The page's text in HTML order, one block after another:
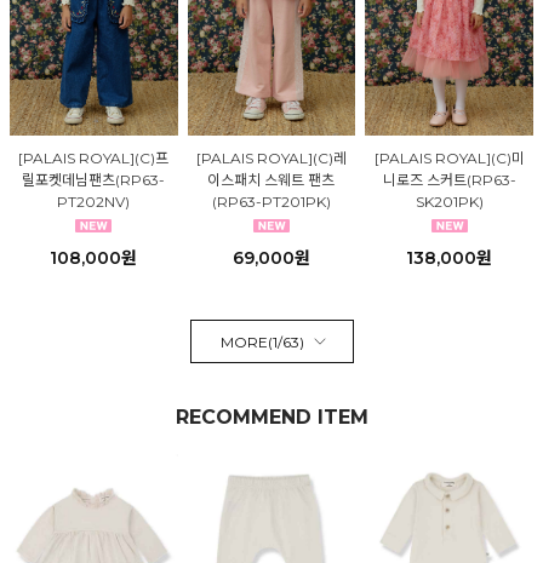
[PALAIS ROYAL](C)프
릴포켓데님팬츠(RP63-
PT202NV)
108,000원
[PALAIS ROYAL](C)레
이스패치 스웨트 팬츠
(RP63-PT201PK)
69,000원
[PALAIS ROYAL](C)미
니로즈 스커트(RP63-
SK201PK)
138,000원
MORE(1/63)
RECOMMEND ITEM